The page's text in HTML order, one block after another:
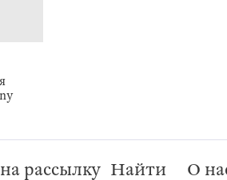
рассылку Найти О